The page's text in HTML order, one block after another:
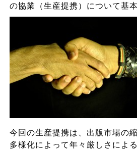
の協業（生産提携）について基本
今回の生産提携は、出版市場の
多様化によって年々厳しさによ